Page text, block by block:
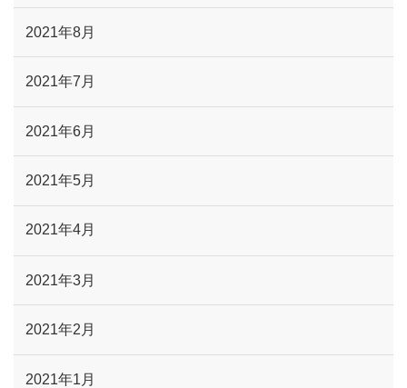
2021年8月
2021年7月
2021年6月
2021年5月
2021年4月
2021年3月
2021年2月
2021年1月